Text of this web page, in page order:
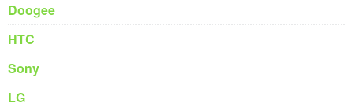
Doogee
HTC
Sony
LG